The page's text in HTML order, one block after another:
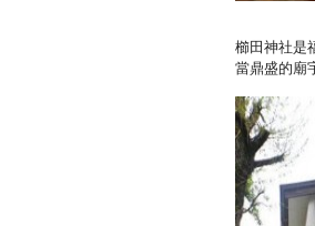
櫛田神社是
當鼎盛的廟